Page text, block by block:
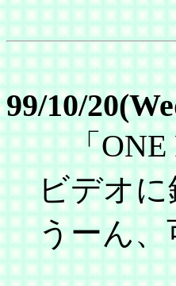
99/10/
「ONE
ビデオ
うーん